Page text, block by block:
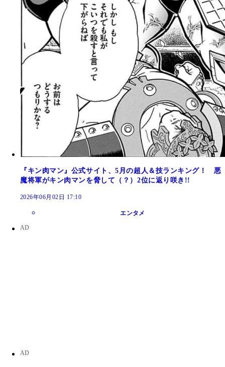
『キン肉マン』公式サイト、5月の超人＆技ランキング！ 悪
魔将軍がキン肉マンを脅して（？）2位に返り咲き!!
2026年06月02日 17:10
エンタメ